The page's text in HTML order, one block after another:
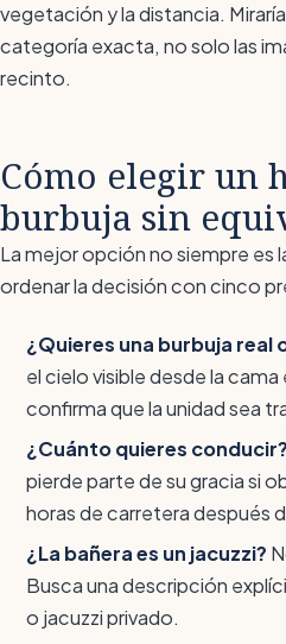
vegetación y la distancia.
categoría exacta, no solo las
recinto.
Cómo elegir un
burbuja sin
La mejor opción no siempre es
ordenar la decisión con cinco
¿Quieres una burbuja real
el cielo visible desde la
confirma que la unidad sea
¿Cuánto quieres conducir?
pierde parte de su gracia si
horas de carretera después
¿La bañera es un jacuzzi?
Busca una descripción
o jacuzzi privado.